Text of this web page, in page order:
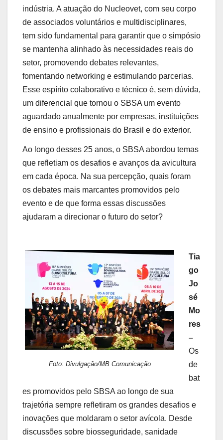
indústria. A atuação do Nucleovet, com seu corpo
de associados voluntários e multidisciplinares,
tem sido fundamental para garantir que o simpósio
se mantenha alinhado às necessidades reais do
setor, promovendo debates relevantes,
fomentando networking e estimulando parcerias.
Esse espírito colaborativo e técnico é, sem dúvida,
um diferencial que tornou o SBSA um evento
aguardado anualmente por empresas, instituições
de ensino e profissionais do Brasil e do exterior.
Ao longo desses 25 anos, o SBSA abordou temas
que refletiam os desafios e avanços da avicultura
em cada época. Na sua percepção, quais foram
os debates mais marcantes promovidos pelo
evento e de que forma essas discussões
ajudaram a direcionar o futuro do setor?
Foto: Divulgação/MB Comunicação
Tia
go
Jo
sé
Mo
res
–
Os
de
bat
es promovidos pelo SBSA ao longo de sua
trajetória sempre refletiram os grandes desafios e
inovações que moldaram o setor avícola. Desde
discussões sobre biosseguridade, sanidade